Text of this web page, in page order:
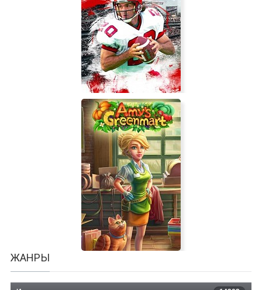
Persona 5
Doug Flutie's Maximum Football
2020
ЖАНРЫ